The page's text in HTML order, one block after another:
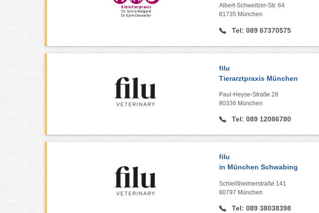
Albert-Schweitzer-Str. 64
81735 München
Tel: 089 67370575
filu
Tierarztpraxis München
Paul-Heyse-Straße 28
80336 München
Tel: 089 12086780
filu
in München Schwabing
Schleißheimerstraße 141
80797 München
Tel: 089 38038398